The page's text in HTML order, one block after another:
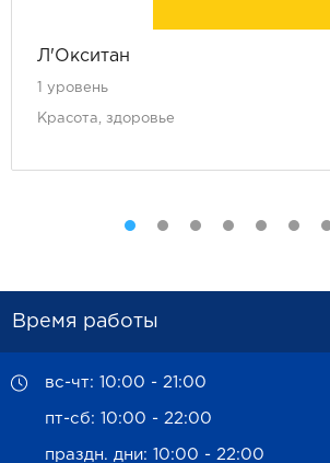
Л'Окситан
1 уровень
Красота, здоровье
Время работы
вс-чт: 10:00 - 21:00
пт-сб: 10:00 - 22:00
праздн. дни: 10:00 - 22:00